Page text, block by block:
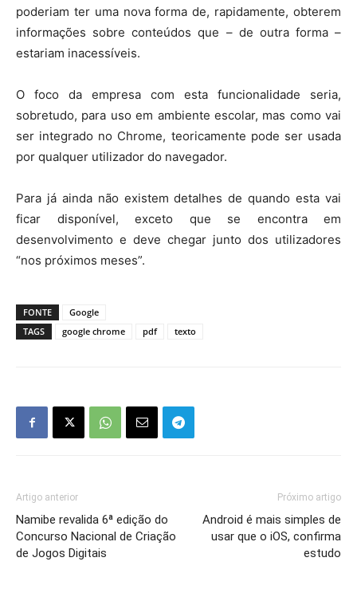
poderiam ter uma nova forma de, rapidamente, obterem
informações sobre conteúdos que – de outra forma –
estariam inacessíveis.
O foco da empresa com esta funcionalidade seria,
sobretudo, para uso em ambiente escolar, mas como vai
ser integrado no Chrome, teoricamente pode ser usada
por qualquer utilizador do navegador.
Para já ainda não existem detalhes de quando esta vai
ficar disponível, exceto que se encontra em
desenvolvimento e deve chegar junto dos utilizadores
“nos próximos meses”.
FONTE
Google
TAGS
google chrome pdf texto
Artigo anterior
Namibe revalida 6ª edição do
Concurso Nacional de Criação
de Jogos Digitais
Próximo artigo
Android é mais simples de
usar que o iOS, confirma
estudo